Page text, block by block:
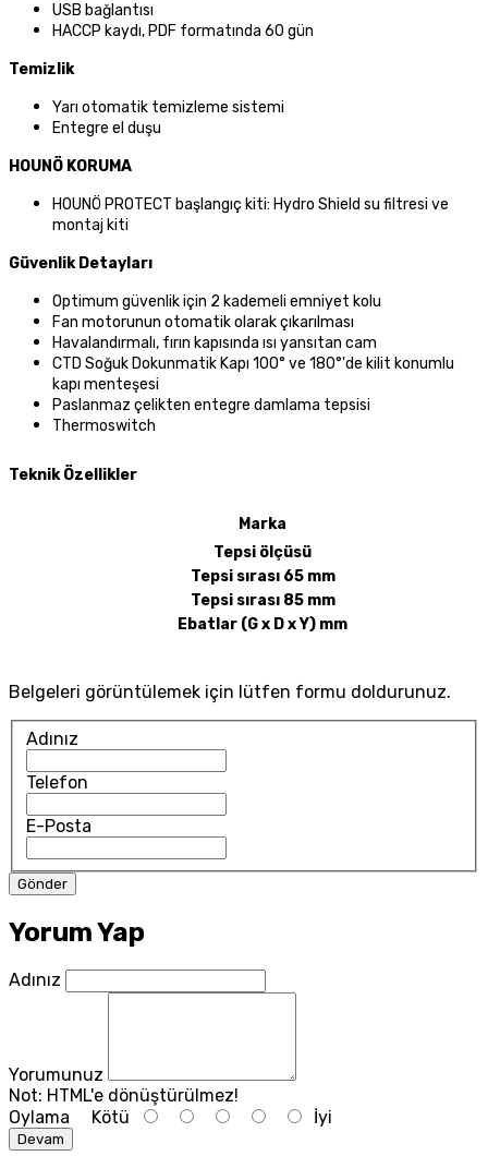
USB bağlantısı
HACCP kaydı, PDF formatında 60 gün
Temizlik
Yarı otomatik temizleme sistemi
Entegre el duşu
HOUNÖ KORUMA
HOUNÖ PROTECT başlangıç kiti: Hydro Shield su filtresi ve
montaj kiti
Güvenlik Detayları
Optimum güvenlik için 2 kademeli emniyet kolu
Fan motorunun otomatik olarak çıkarılması
Havalandırmalı, fırın kapısında ısı yansıtan cam
CTD Soğuk Dokunmatik Kapı 100° ve 180°'de kilit konumlu
kapı menteşesi
Paslanmaz çelikten entegre damlama tepsisi
Thermoswitch
Teknik Özellikler
Marka
Tepsi ölçüsü
Tepsi sırası 65 mm
Tepsi sırası 85 mm
Ebatlar (G x D x Y) mm
Belgeleri görüntülemek için lütfen formu doldurunuz.
Adınız
Telefon
E-Posta
Yorum Yap
Adınız
Yorumunuz
Not: HTML'e dönüştürülmez!
Oylama Kötü İyi
Devam